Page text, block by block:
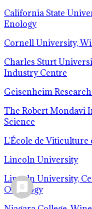
California State
Enology
Cornell University,
Charles Sturt
Industry Centre
Geisenheim
The Robert Mondavi
Science
L'École de Viticulture
Lincoln University
Lincoln University,
Oenology